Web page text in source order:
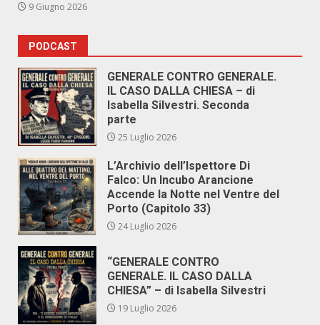
9 Giugno 2026
PODCAST
GENERALE CONTRO GENERALE.
IL CASO DALLA CHIESA – di
Isabella Silvestri. Seconda
parte
25 Luglio 2026
L’Archivio dell’Ispettore Di
Falco: Un Incubo Arancione
Accende la Notte nel Ventre del
Porto (Capitolo 33)
24 Luglio 2026
“GENERALE CONTRO
GENERALE. IL CASO DALLA
CHIESA” – di Isabella Silvestri
19 Luglio 2026